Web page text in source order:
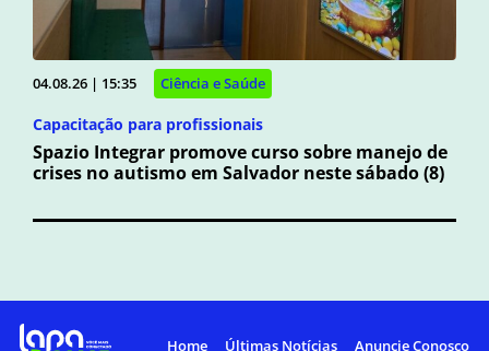
04.08.26 | 15:35 Ciência e Saúde
Capacitação para profissionais
Spazio Integrar promove curso sobre manejo de
crises no autismo em Salvador neste sábado (8)
Home Últimas Notícias Anuncie Conosco